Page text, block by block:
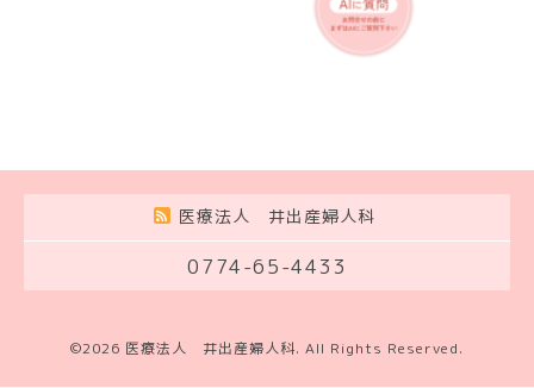
医療法人 井出産婦人科
0774-65-4433
©2026 医療法人 井出産婦人科. All Rights Reserved.